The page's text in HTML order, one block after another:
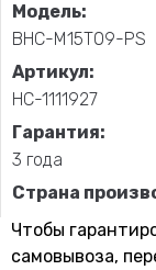
Модель:
BHC-M15T09-PS
Артикул:
НС-1111927
Гарантия:
3 года
Страна
Чтобы
самовывоза,